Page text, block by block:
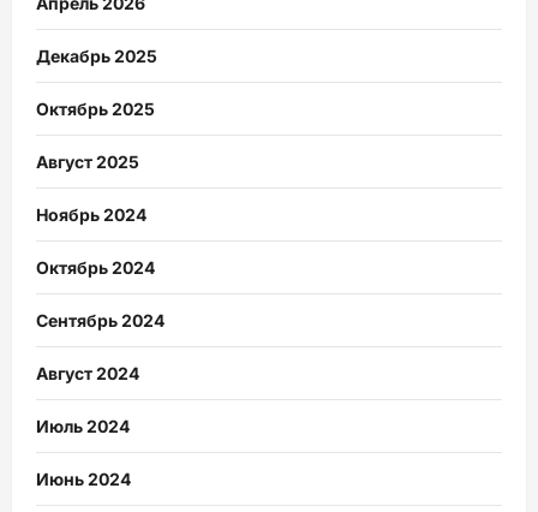
Декабрь 2025
Октябрь 2025
Август 2025
Ноябрь 2024
Октябрь 2024
Сентябрь 2024
Август 2024
Июль 2024
Июнь 2024